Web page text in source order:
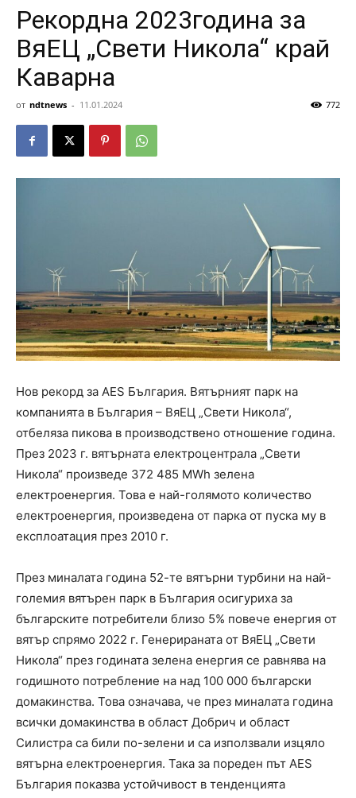
Рекордна 2023година за
ВяЕЦ „Свети Никола“ край
Каварна
от ndtnews - 11.01.2024 772
Нов рекорд за AES България. Вятърният парк на
компанията в България – ВяЕЦ „Свети Никола“,
отбеляза пикова в производствено отношение година.
През 2023 г. вятърната електроцентрала „Свети
Никола“ произведе 372 485 MWh зелена
електроенергия. Това е най-голямото количество
електроенергия, произведена от парка от пуска му в
експлоатация през 2010 г.
През миналата година 52-те вятърни турбини на най-
големия вятърен парк в България осигуриха за
българските потребители близо 5% повече енергия от
вятър спрямо 2022 г. Генерираната от ВяЕЦ „Свети
Никола“ през годината зелена енергия се равнява на
годишното потребление на над 100 000 български
домакинства. Това означава, че през миналата година
всички домакинства в област Добрич и област
Силистра са били по-зелени и са използвали изцяло
вятърна електроенергия. Така за пореден път AES
България показва устойчивост в тенденцията